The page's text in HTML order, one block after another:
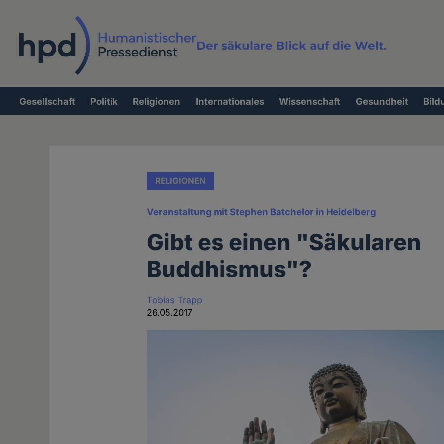
Der säkulare Blick auf die Welt.
Volltextsuche
Hauptnavigation
Gesellschaft Politik Religionen Internationales Wissenschaft Gesundheit
RELIGIONEN
Veranstaltung mit Stephen Batchelor in Heidelberg
Gibt es einen "Säkularen
Buddhismus"?
Tobias Trapp
26.05.2017